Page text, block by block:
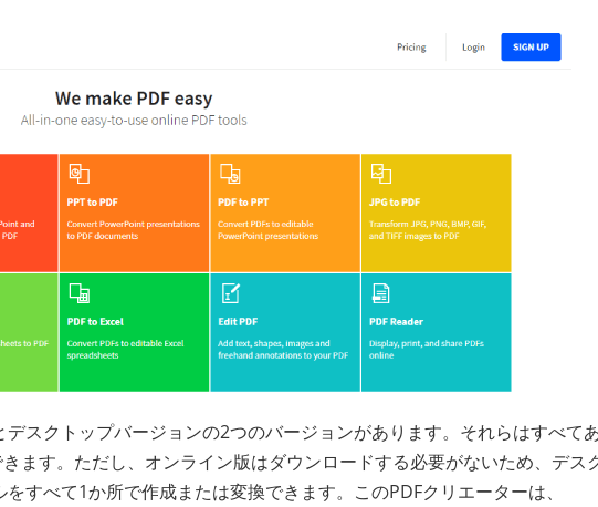
スクトップバージョンの2つのバージョンがあります。それらはすべて
ます。ただし、オンライン版はダウンロードする必要がないため、デス
すべて1か所で作成または変換できます。このPDFクリエーターは、